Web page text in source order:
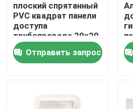
Спросите цитату
Алюминиевая панель доступа
плоский спрятанный
PVC квадрат панели
доступа
трубопровода 20x20
сформировал
Отправить запрос